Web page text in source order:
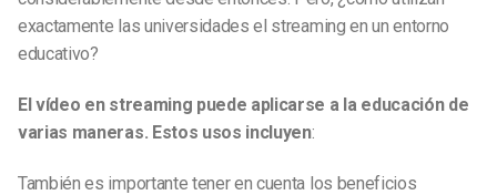
exactamente las universidades el streaming en un entorno
educativo?
El vídeo en streaming puede aplicarse a la educación de
varias maneras. Estos usos incluyen:
También es importante tener en cuenta los beneficios